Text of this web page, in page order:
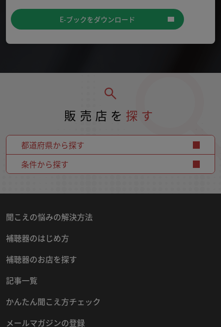
E-ブックをダウンロード
販売店を 探す
都道府県から探す
条件から探す
聞こえの悩みの解決方法
補聴器のはじめ方
補聴器のお店を探す
記事一覧
かんたん聞こえ方チェック
メールマガジンの登録